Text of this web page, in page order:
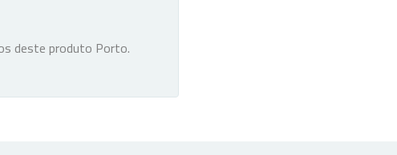
deste produto Porto.